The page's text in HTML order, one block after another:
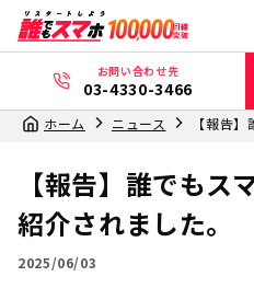
お問い合わせ先
03-4330-3466
ホーム ニュース 【報告
【報告】誰でもス
紹介されました。
2025/06/03